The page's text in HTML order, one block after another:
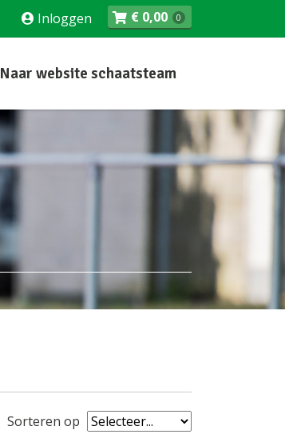
Inloggen € 0,00 0
Naar website schaatsteam
Sorteren op